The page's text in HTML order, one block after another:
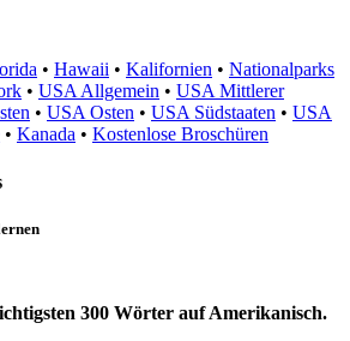
• Hawaii • Kalifornien • Nationalparks
• USA Allgemein • USA Mittlerer
• USA Osten • USA Südstaaten • USA
• Kanada • Kostenlose Broschüren
300 Wörter auf Amerikanisch.